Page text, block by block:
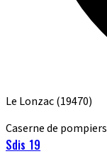
Le Lonzac(19470)
Caserne de pompiers
Sdis 19